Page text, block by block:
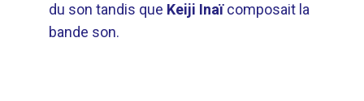
du son tandis que Keiji Inaïcomposait la
bande son.